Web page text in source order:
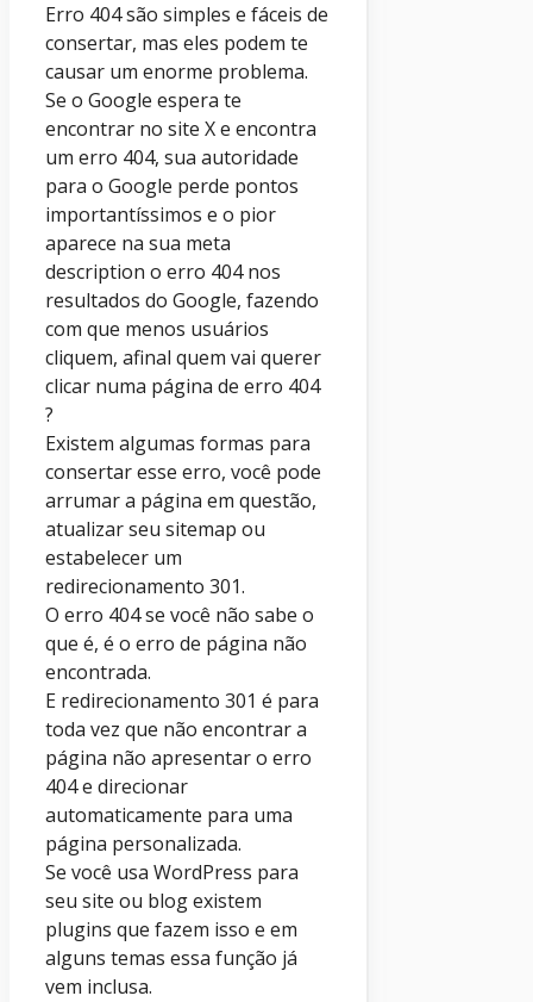
Erro 404 são simples e fáceis de
consertar, mas eles podem te
causar um enorme problema.
Se o Google espera te
encontrar no site X e encontra
um erro 404, sua autoridade
para o Google perde pontos
importantíssimos e o pior
aparece na sua meta
description o erro 404 nos
resultados do Google, fazendo
com que menos usuários
cliquem, afinal quem vai querer
clicar numa página de erro 404
?
Existem algumas formas para
consertar esse erro, você pode
arrumar a página em questão,
atualizar seu sitemap ou
estabelecer um
redirecionamento 301.
O erro 404 se você não sabe o
que é, é o erro de página não
encontrada.
E redirecionamento 301 é para
toda vez que não encontrar a
página não apresentar o erro
404 e direcionar
automaticamente para uma
página personalizada.
Se você usa WordPress para
seu site ou blog existem
plugins que fazem isso e em
alguns temas essa função já
vem inclusa.